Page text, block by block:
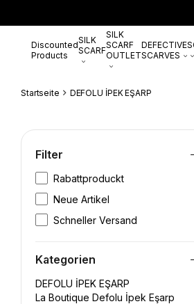
Discounted
Products
SILK
SCARF
SILK
SCARF
OUTLET
DEFECTIVE
SCARVES
Startseite DEFOLU İPEK EŞARP
Filter
Rabattproduckt
Neue Artikel
Schneller Versand
Kategorien
DEFOLU İPEK EŞARP
La Boutique Defolu İpek Eşarp